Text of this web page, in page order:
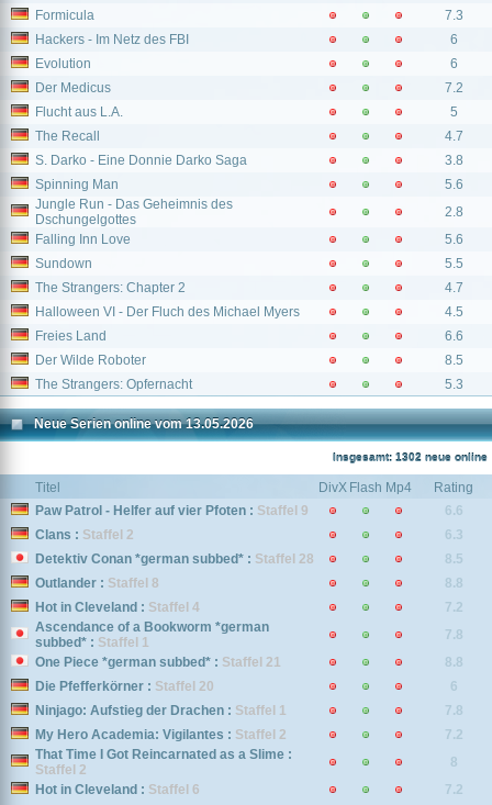
Formicula
7.3
Hackers - Im Netz des FBI
6
Evolution
6
Der Medicus
7.2
Flucht aus L.A.
5
The Recall
4.7
S. Darko - Eine Donnie Darko Saga
3.8
Spinning Man
5.6
Jungle Run - Das Geheimnis des
Dschungelgottes
2.8
Falling Inn Love
5.6
Sundown
5.5
The Strangers: Chapter 2
4.7
Halloween VI - Der Fluch des Michael Myers
4.5
Freies Land
6.6
Der Wilde Roboter
8.5
The Strangers: Opfernacht
5.3
Neue Serien online vom 13.05.2026
Insgesamt: 1302 neue online
Titel DivX Flash Mp4
Rating
Paw Patrol - Helfer auf vier Pfoten : Staffel 9
6.6
Clans : Staffel 2
6.3
Detektiv Conan *german subbed* : Staffel 28
8.5
Outlander : Staffel 8
8.8
Hot in Cleveland : Staffel 4
7.2
Ascendance of a Bookworm *german
subbed* : Staffel 1
7.8
One Piece *german subbed* : Staffel 21
8.8
Die Pfefferkörner : Staffel 20
6
Ninjago: Aufstieg der Drachen : Staffel 1
7.8
My Hero Academia: Vigilantes : Staffel 2
7.2
That Time I Got Reincarnated as a Slime :
Staffel 2
8
Hot in Cleveland : Staffel 6
7.2